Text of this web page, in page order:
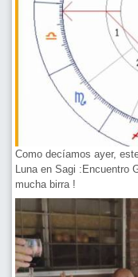
Como decíamos ayer,
Luna en Sagi :Encuentro
mucha birra !